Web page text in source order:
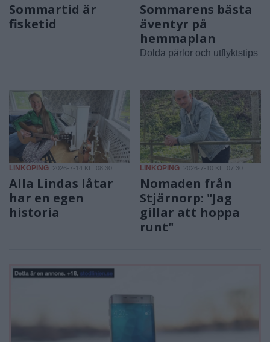
Sommartid är
fisketid
Sommarens bästa
äventyr på
hemmaplan
Dolda pärlor och utflyktstips
LINKÖPING 2026-7-14 KL. 08:30
Alla Lindas låtar
har en egen
historia
LINKÖPING 2026-7-10 KL. 07:30
Nomaden från
Stjärnorp: "Jag
gillar att hoppa
runt"